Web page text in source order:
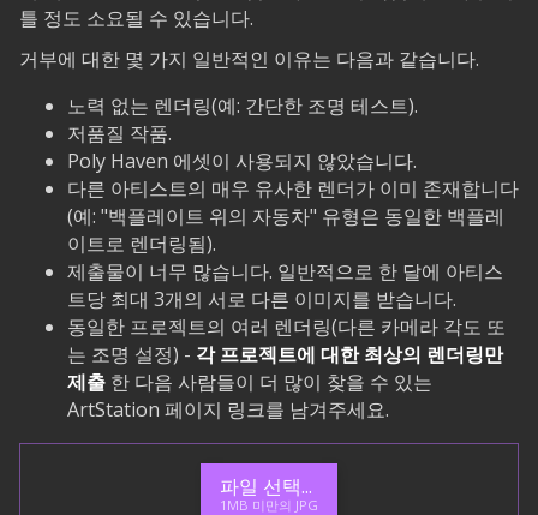
틀 정도 소요될 수 있습니다.
거부에 대한 몇 가지 일반적인 이유는 다음과 같습니다.
노력 없는 렌더링(예: 간단한 조명 테스트).
저품질 작품.
Poly Haven 에셋이 사용되지 않았습니다.
다른 아티스트의 매우 유사한 렌더가 이미 존재합니다
(예: "백플레이트 위의 자동차" 유형은 동일한 백플레
이트로 렌더링됨).
제출물이 너무 많습니다. 일반적으로 한 달에 아티스
트당 최대 3개의 서로 다른 이미지를 받습니다.
동일한 프로젝트의 여러 렌더링(다른 카메라 각도 또
는 조명 설정) - 각 프로젝트에 대한 최상의 렌더링만
제출 한 다음 사람들이 더 많이 찾을 수 있는
ArtStation 페이지 링크를 남겨주세요.
파일 선택...
1MB 미만의 JPG